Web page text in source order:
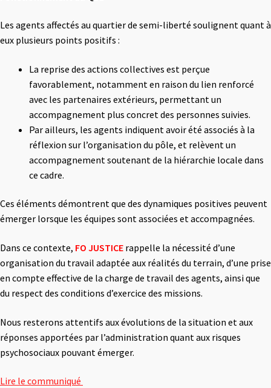
Les agents affectés au quartier de semi-liberté soulignent quant à
eux plusieurs points positifs :
La reprise des actions collectives est perçue
favorablement, notamment en raison du lien renforcé
avec les partenaires extérieurs, permettant un
accompagnement plus concret des personnes suivies.
Par ailleurs, les agents indiquent avoir été associés à la
réflexion sur l’organisation du pôle, et relèvent un
accompagnement soutenant de la hiérarchie locale dans
ce cadre.
Ces éléments démontrent que des dynamiques positives peuvent
émerger lorsque les équipes sont associées et accompagnées.
Dans ce contexte, FO JUSTICE rappelle la nécessité d’une
organisation du travail adaptée aux réalités du terrain, d’une prise
en compte effective de la charge de travail des agents, ainsi que
du respect des conditions d’exercice des missions.
Nous resterons attentifs aux évolutions de la situation et aux
réponses apportées par l’administration quant aux risques
psychosociaux pouvant émerger.
Lire le communiqué